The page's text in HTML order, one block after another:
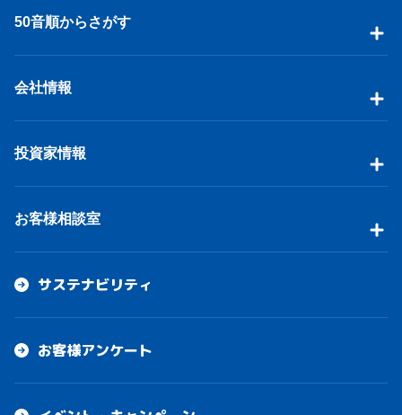
50音順からさがす
会社情報
投資家情報
お客様相談室
サステナビリティ
お客様アンケート